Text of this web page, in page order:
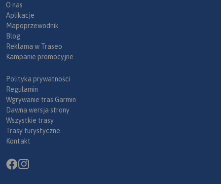
O nas
Aplikacje
Mapoprzewodnik
Blog
Reklama w Traseo
Kampanie promocyjne
Polityka prywatności
Regulamin
Wgrywanie tras Garmin
Dawna wersja strony
Wszystkie trasy
Trasy turystyczne
Kontakt